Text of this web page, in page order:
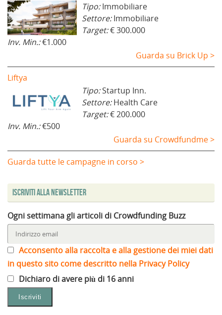
Tipo:Immobiliare
Settore:Immobiliare
Target:€ 300.000
Inv. Min.:€1.000
Guarda su Brick Up >
Liftya
Tipo:Startup Inn.
Settore:Health Care
Target:€ 200.000
Inv. Min.:€500
Guarda su Crowdfundme >
Guarda tutte le campagne in corso >
Iscriviti alla Newsletter
Ogni settimana gli articoli di Crowdfunding Buzz
Acconsento alla raccolta e alla gestione dei miei dati
in questo sito come descritto nella Privacy Policy
Dichiaro di avere più di 16 anni